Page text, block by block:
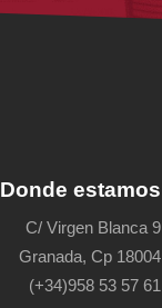
Donde estamos
C/ Virgen Blanca 9
Granada, Cp 18004
(+34)958 53 57 61